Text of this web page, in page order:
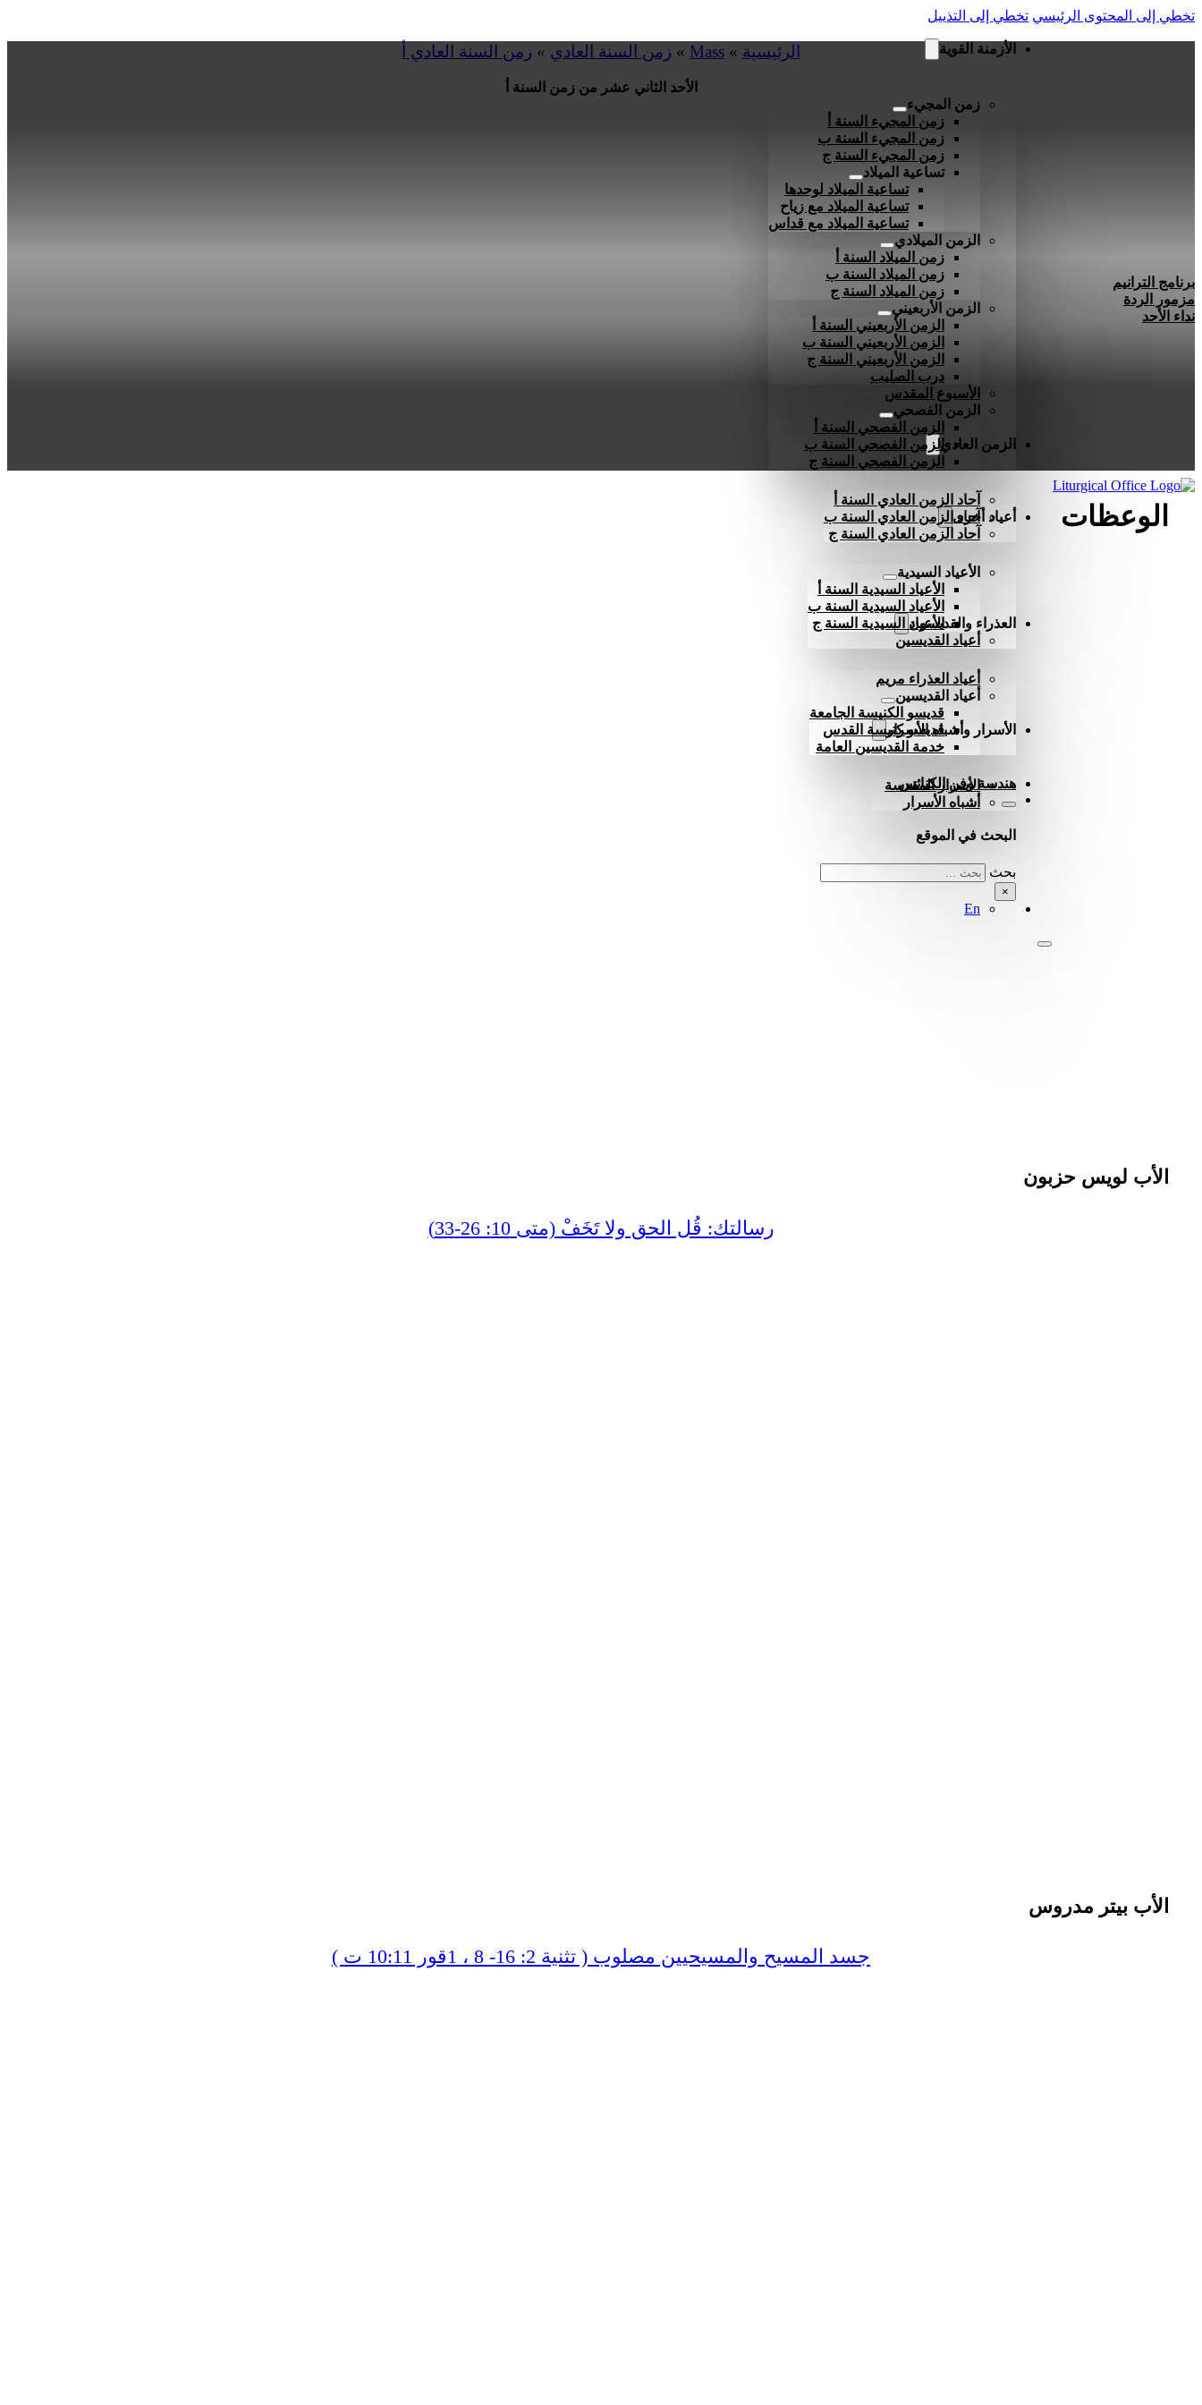
تخطي إلى المحتوى الرئيسي تخطي إلى التذييل
الأزمنة القوية
زمن المجيء
زمن المجيء السنة أ
زمن المجيء السنة ب
زمن المجيء السنة ج
تساعية الميلاد
تساعية الميلاد لوحدها
تساعية الميلاد مع زياح
تساعية الميلاد مع قداس
الزمن الميلادي
زمن الميلاد السنة أ
زمن الميلاد السنة ب
زمن الميلاد السنة ج
الزمن الأربعيني
الزمن الأربعيني السنة أ
الزمن الأربعيني السنة ب
الزمن الأربعيني السنة ج
درب الصليب
الأسبوع المقدس
الزمن الفصحي
الزمن الفصحي السنة أ
الزمن الفصحي السنة ب
الزمن الفصحي السنة ج
الزمن العادي
آحاد الزمن العادي السنة أ
آحاد الزمن العادي السنة ب
آحاد الزمن العادي السنة ج
أعياد أخرى
الأعياد السيدية
الأعياد السيدية السنة أ
الأعياد السيدية السنة ب
الأعياد السيدية السنة ج
أعياد القديسين
العذراء والقديسون
أعياد العذراء مريم
أعياد القديسين
قديسو الكنيسة الجامعة
قديسو كنيسة القدس
خدمة القديسين العامة
الأسرار وأشباه الأسرار
الأسرار المقدسة
أشباه الأسرار
هندسة وفن الكنائس
البحث في الموقع
بحث
×
En
الرئيسية »
Mass
» زمن السنة العادي » زمن السنة العادي أ
الأحد الثاني عشر من زمن السنة أ
برنامج الترانيم
مزمور الردة
نداء الأحد
الوعظات
الأب لويس حزبون
رسالتك: قُل الحق ولا تَخَفْ (متى 10: 26-33)
الأب بيتر مدروس
جسد المسيح والمسيحيين مصلوب ( تثنية 2: 16- 8 ، 1قور 10:11 ت )